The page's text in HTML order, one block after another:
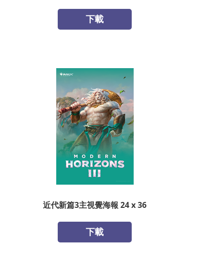
下載
近代新篇3主視覺海報 24 x 36
下載